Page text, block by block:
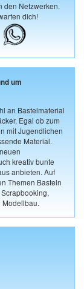
den Netzwerken.
dich!
um
an Bastelmaterial
Egal ob zum
mit Jugendlichen
Material.
kreativ bunte
anbieten. Auf
Themen Basteln
Modellbau.